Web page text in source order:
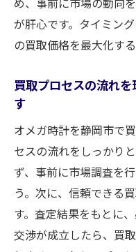
お客様自身で
静岡市のオメガ時
与える影響
付属品完備が
要性
静岡市での付
希少な付属品
付属品が不
静岡市で付属
静岡市でのオメガ
が肝心です。タイミン
の買取価格を最大化す
買取プロセスの流れ
す
オメガ時計を静岡市で
セスの流れをしっかり
ず、事前に市場調査を
う。次に、信頼できる
す。査定結果をもとに
交渉が成立したら、買